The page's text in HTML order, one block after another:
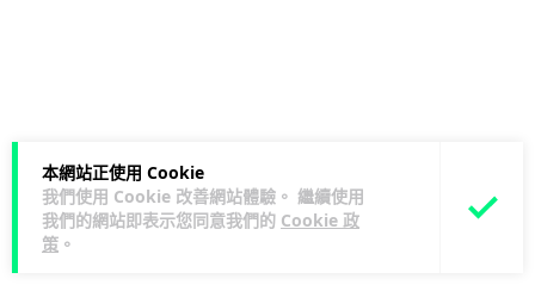
本網站正使用 Cookie
我們使用 Cookie 改善網站體驗。 繼續使用
我們的網站即表示您同意我們的 Cookie 政
策 。